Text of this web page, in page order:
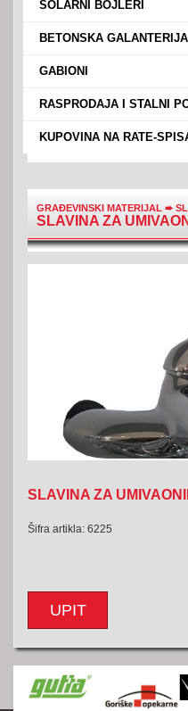
SOLARNI BOJLERI
BETONSKA GALANTERIJA
GABIONI
RASPRODAJA I STALNI
KUPOVINA NA RATE-
GRAĐEVINSKI MATERIJAL ➨
SLAVINA ZA
SLAVINA ZA
Šifra artikla: 6225
UPIT